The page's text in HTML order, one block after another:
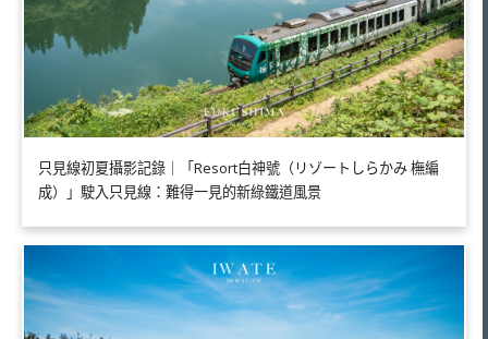
只見線初夏攝影記錄｜「Resort白神號（リゾートしらかみ 橅編
成）」駛入只見線：難得一見的新綠鐵道風景